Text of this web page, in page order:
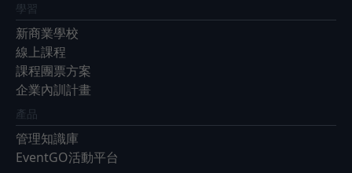
學習
新商業學校
線上課程
課程團票方案
企業內訓計畫
產品
管理知識庫
EventGO活動平台